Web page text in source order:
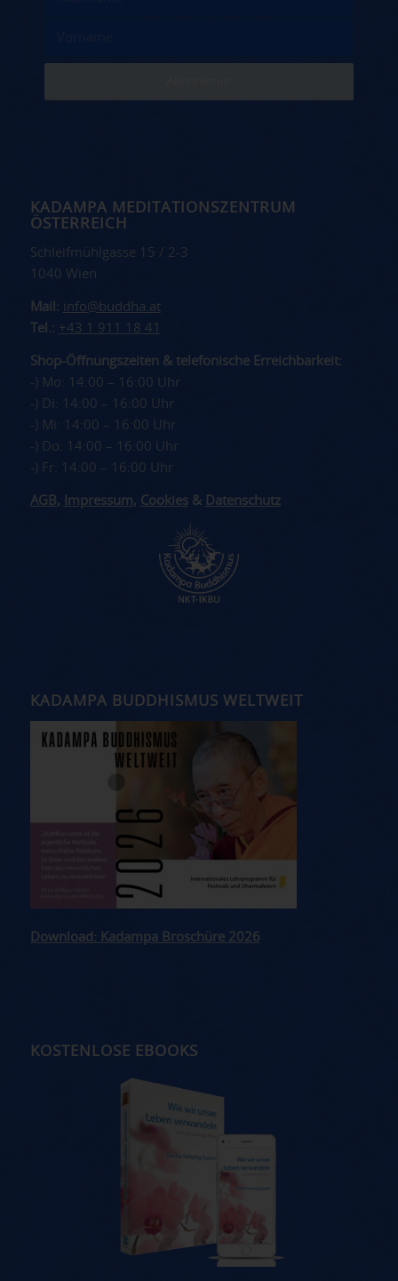
KADAMPA MEDITATIONSZENTRUM
ÖSTERREICH
Schleifmühlgasse 15 / 2-3
1040 Wien
Mail: info@buddha.at
Tel.: +43 1 911 18 41
Shop-Öffnungszeiten & telefonische Erreichbarkeit:
-) Mo: 14:00 – 16:00 Uhr
-) Di: 14:00 – 16:00 Uhr
-) Mi: 14:00 – 16:00 Uhr
-) Do: 14:00 – 16:00 Uhr
-) Fr: 14:00 – 16:00 Uhr
AGB , Impressum, Cookies& Datenschutz
KADAMPA BUDDHISMUS WELTWEIT
Download: Kadampa Broschüre 2026
KOSTENLOSE EBOOKS